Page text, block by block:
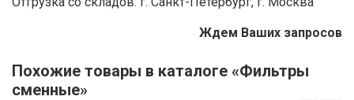
Ждем Ваших запросов
Похожие товары в каталоге «Фильтры
сменные»